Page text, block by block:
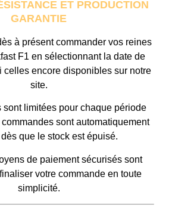
ET PRODUCTION
GARANTIE
à présent commander vos reines
F1 en sélectionnant la date de
celles encore disponibles sur notre
site.
sont limitées pour chaque période
commandes sont automatiquement
que le stock est épuisé.
de paiement sécurisés sont
votre commande en toute
simplicité.